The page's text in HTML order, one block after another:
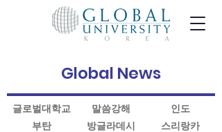
Global News
글로벌대학교 말씀강해
인도
부탄
방글라데시
스리랑카